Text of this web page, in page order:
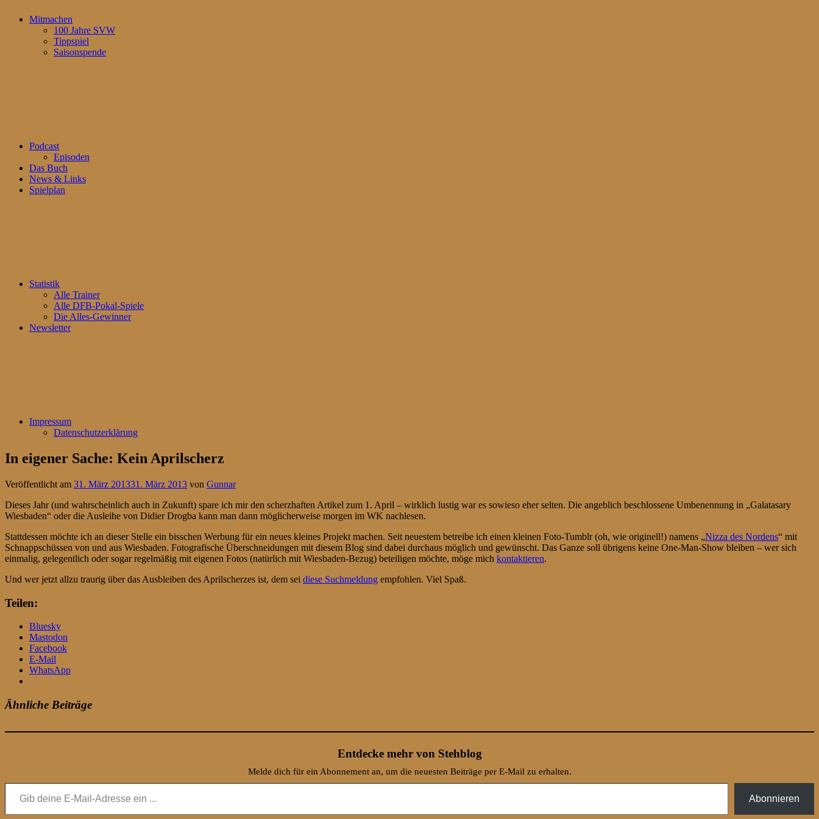
Mitmachen
100 Jahre SVW
Tippspiel
Saisonspende
Podcast
Episoden
Das Buch
News & Links
Spielplan
Statistik
Alle Trainer
Alle DFB-Pokal-Spiele
Die Alles-Gewinner
Newsletter
Impressum
Datenschutzerklärung
In eigener Sache: Kein Aprilscherz
Veröffentlicht am 31. März 201331. März 2013 von Gunnar
Dieses Jahr (und wahrscheinlich auch in Zukunft) spare ich mir den scherzhaften Artikel zum 1. April – wirklich lustig war es sowieso eher selten. Die angeblich beschlossene Umbenennung in „Galatasary
Wiesbaden“ oder die Ausleihe von Didier Drogba kann man dann möglicherweise morgen im WK nachlesen.
Stattdessen möchte ich an dieser Stelle ein bisschen Werbung für ein neues kleines Projekt machen. Seit neuestem betreibe ich einen kleinen Foto-Tumblr (oh, wie originell!) namens „Nizza des Nordens“ mit
Schnappschüssen von und aus Wiesbaden. Fotografische Überschneidungen mit diesem Blog sind dabei durchaus möglich und gewünscht. Das Ganze soll übrigens keine One-Man-Show bleiben – wer sich
einmalig, gelegentlich oder sogar regelmäßig mit eigenen Fotos (natürlich mit Wiesbaden-Bezug) beteiligen möchte, möge mich kontaktieren.
Und wer jetzt allzu traurig über das Ausbleiben des Aprilscherzes ist, dem sei diese Suchmeldung empfohlen. Viel Spaß.
Teilen:
Bluesky
Mastodon
Facebook
E-Mail
WhatsApp
Ähnliche Beiträge
Entdecke mehr von Stehblog
Melde dich für ein Abonnement an, um die neuesten Beiträge per E-Mail zu erhalten.
Gib deine E-Mail-Adresse ein ...
Abonnieren